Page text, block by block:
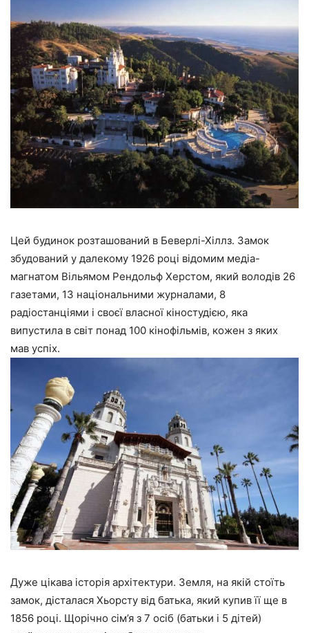
Цей будинок розташований в Беверлі-Хіллз. Замок
збудований у далекому 1926 році відомим медіа-
магнатом Вільямом Рендольф Херстом, який володів 26
газетами, 13 національними журналами, 8
радіостанціями і своєї власної кіностудією, яка
випустила в світ понад 100 кінофільмів, кожен з яких
мав успіх.
Дуже цікава історія архітектури. Земля, на якій стоїть
замок, дісталася Хьорсту від батька, який купив її ще в
1856 році. Щорічно сім’я з 7 осіб (батьки і 5 дітей)